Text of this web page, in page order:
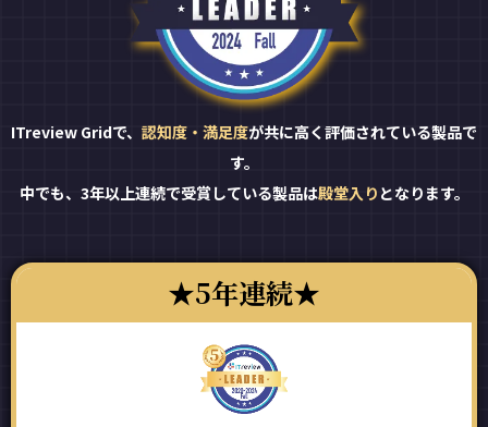
ITreview Gridで、 認知度・満足度が共に高く評価されている製品で
す。
中でも、3年以上連続で受賞している製品は殿堂入り となります。
5年連続